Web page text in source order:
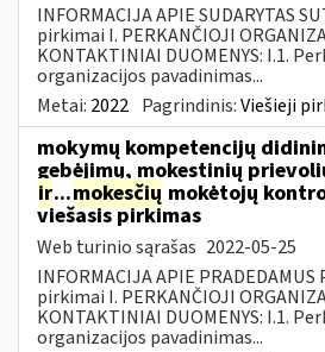
INFORMACIJA APIE SUDARYTAS
pirkimai I. PERKANČIOJI
KONTAKTINIAI DUOMENYS: I.1.
organizacijos pavadinimas...
Metai: 2022 Pagrindinis:Viešieji
mokymų kompetencijų
gebėjimų, mokestinių
ir...mokesčių mokėtojų
viešasis pirkimas
Web turinio sąrašas 2022-05-25
INFORMACIJA APIE
pirkimai I. PERKANČIOJI
KONTAKTINIAI DUOMENYS: I.1.
organizacijos pavadinimas...